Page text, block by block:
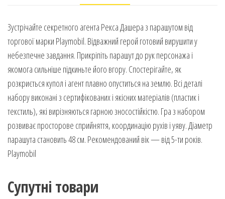
Зустрічайте секретного агента Рекса Дашера з парашутом від
торгової марки Playmobil. Відважний герой готовий вирушити у
небезпечне завдання. Прикріпіть парашут до рук персонажа і
якомога сильніше підкиньте його вгору. Спостерігайте, як
розкриється купол і агент плавно опуститься на землю. Всі деталі
набору виконані з сертифікованих і якісних матеріалів (пластик і
текстиль), які вирізняються гарною зносостійкістю. Гра з набором
розвиває просторове сприйняття, координацію рухів і уяву. Діаметр
парашута становить 48 см. Рекомендований вік — від 5-ти років.
Playmobil
Супутні товари